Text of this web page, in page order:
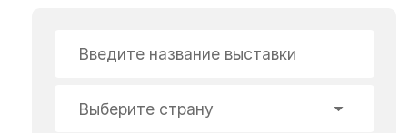
Введите название выставки
Выберите страну